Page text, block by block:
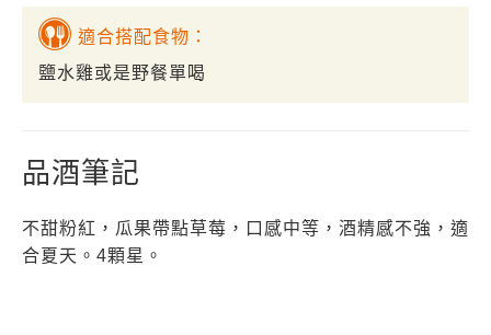
適合搭配食物：
鹽水雞或是野餐單喝
品酒筆記
不甜粉紅，瓜果帶點草莓，口感中等，酒精感不強，適
合夏天。4顆星。